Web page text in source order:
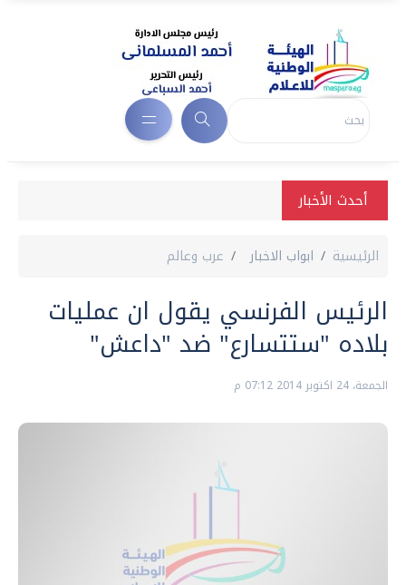
أحدث الأخبار
الرئيسية ابواب الاخبار عرب وعالم
الرئيس الفرنسي يقول ان عمليات
بلاده "ستتسارع" ضد "داعش"
الجمعة، 24 اكتوبر 2014 07:12 م